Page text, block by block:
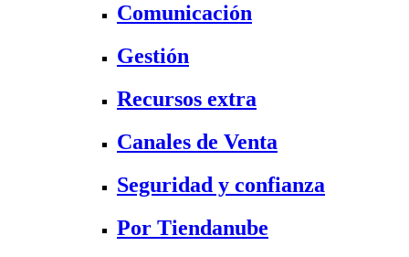
Comunicación
Gestión
Recursos extra
Canales de Venta
Seguridad y confianza
Por Tiendanube